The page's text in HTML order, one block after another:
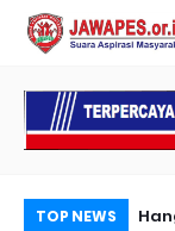
TOP NEWS
Gerai SIM